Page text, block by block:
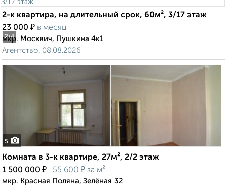
2/4
2-к квартира, на длительный срок, 60м², 3/17 этаж
23 000 ₽ в месяц
мкр. Москвич, Пушкина 4к1
Агентство, 08.08.2026
5
Комната в 3-к квартире, 27м², 2/2 этаж
1 500 000 ₽ 55 600 ₽ за м²
мкр. Красная Поляна, Зелёная 32